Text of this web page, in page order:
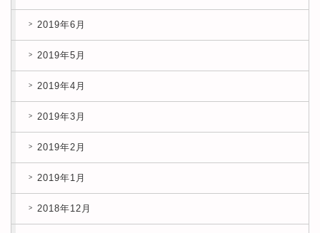
2019年6月
2019年5月
2019年4月
2019年3月
2019年2月
2019年1月
2018年12月